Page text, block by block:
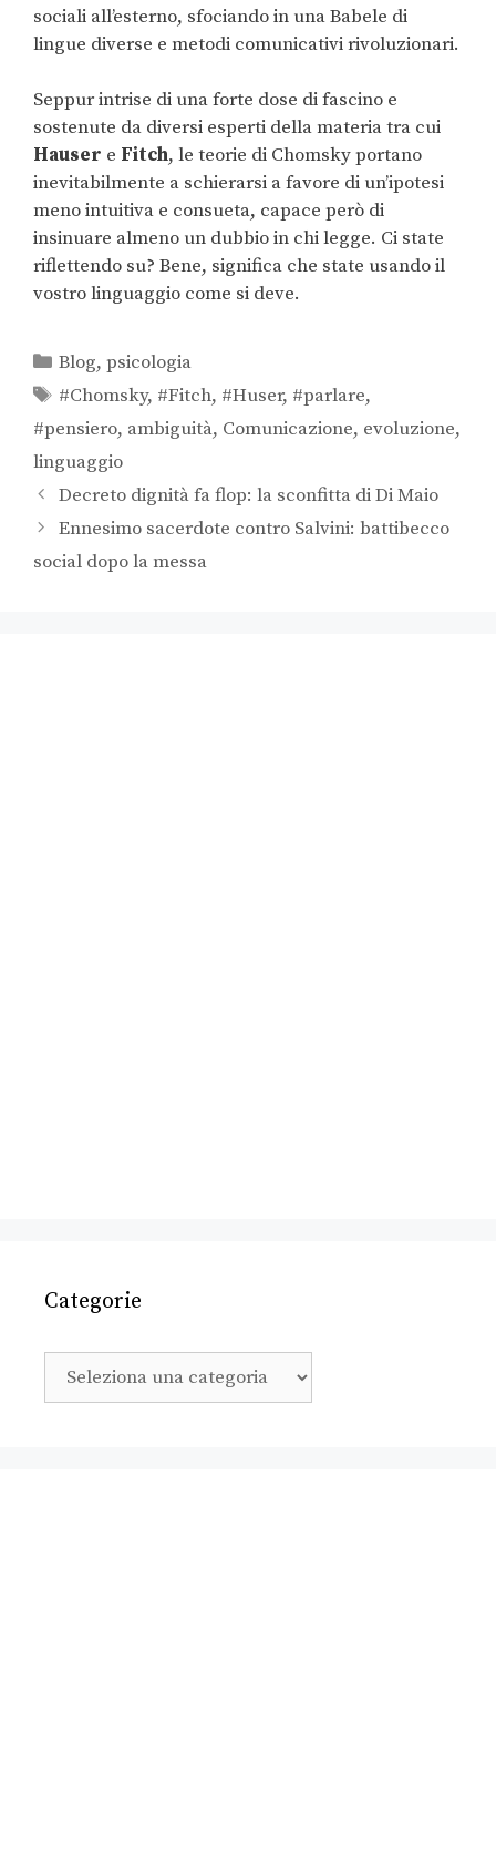
sociali all’esterno, sfociando in una Babele di
lingue diverse e metodi comunicativi rivoluzionari.
Seppur intrise di una forte dose di fascino e
sostenute da diversi esperti della materia tra cui
Hauser e Fitch, le teorie di Chomsky portano
inevitabilmente a schierarsi a favore di un’ipotesi
meno intuitiva e consueta, capace però di
insinuare almeno un dubbio in chi legge. Ci state
riflettendo su? Bene, significa che state usando il
vostro linguaggio come si deve.
Blog,psicologia
#Chomsky, #Fitch, #Huser, #parlare,
#pensiero, ambiguità, Comunicazione, evoluzione,
linguaggio
Decreto dignità fa flop: la sconfitta di Di Maio
Ennesimo sacerdote contro Salvini: battibecco
social dopo la messa
Categorie